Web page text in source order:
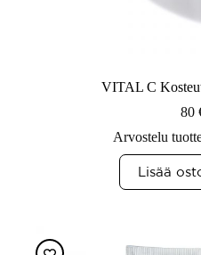
VITAL C
80
Arvostelu
Lisää